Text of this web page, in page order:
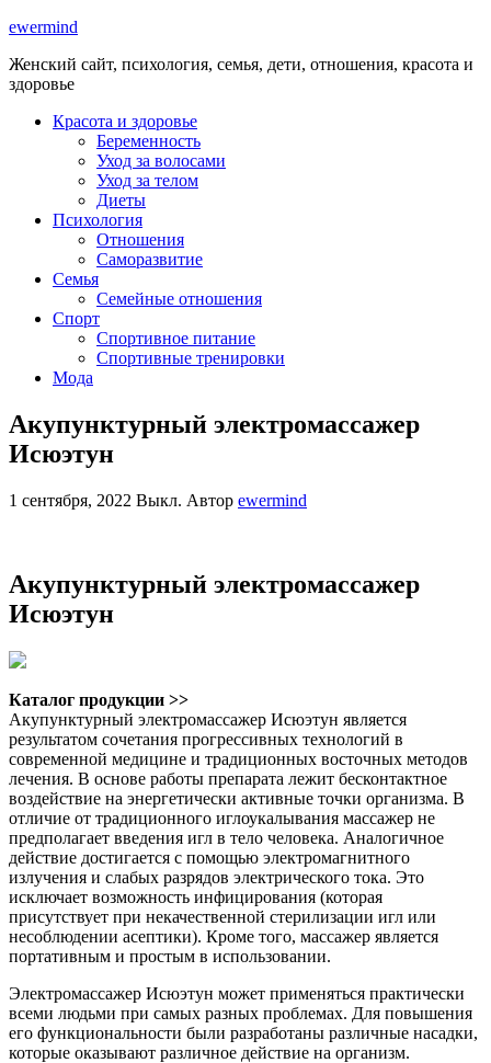
ewermind
Женский сайт, психология, семья, дети, отношения, красота и
здоровье
Красота и здоровье
Беременность
Уход за волосами
Уход за телом
Диеты
Психология
Отношения
Саморазвитие
Семья
Семейные отношения
Спорт
Спортивное питание
Спортивные тренировки
Мода
Акупунктурный электромассажер
Исюэтун
1 сентября, 2022 Выкл. Автор ewermind
Акупунктурный электромассажер
Исюэтун
Каталог продукции >>
Акупунктурный электромассажер Исюэтун является
результатом сочетания прогрессивных технологий в
современной медицине и традиционных восточных методов
лечения. В основе работы препарата лежит бесконтактное
воздействие на энергетически активные точки организма. В
отличие от традиционного иглоукалывания массажер не
предполагает введения игл в тело человека. Аналогичное
действие достигается с помощью электромагнитного
излучения и слабых разрядов электрического тока. Это
исключает возможность инфицирования (которая
присутствует при некачественной стерилизации игл или
несоблюдении асептики). Кроме того, массажер является
портативным и простым в использовании.
Электромассажер Исюэтун может применяться практически
всеми людьми при самых разных проблемах. Для повышения
его функциональности были разработаны различные насадки,
которые оказывают различное действие на организм.